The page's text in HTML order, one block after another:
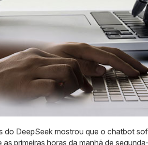
do DeepSeek mostrou que o chatbot
as primeiras horas da manhã de